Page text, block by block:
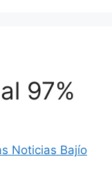
97%
Noticias Bajío